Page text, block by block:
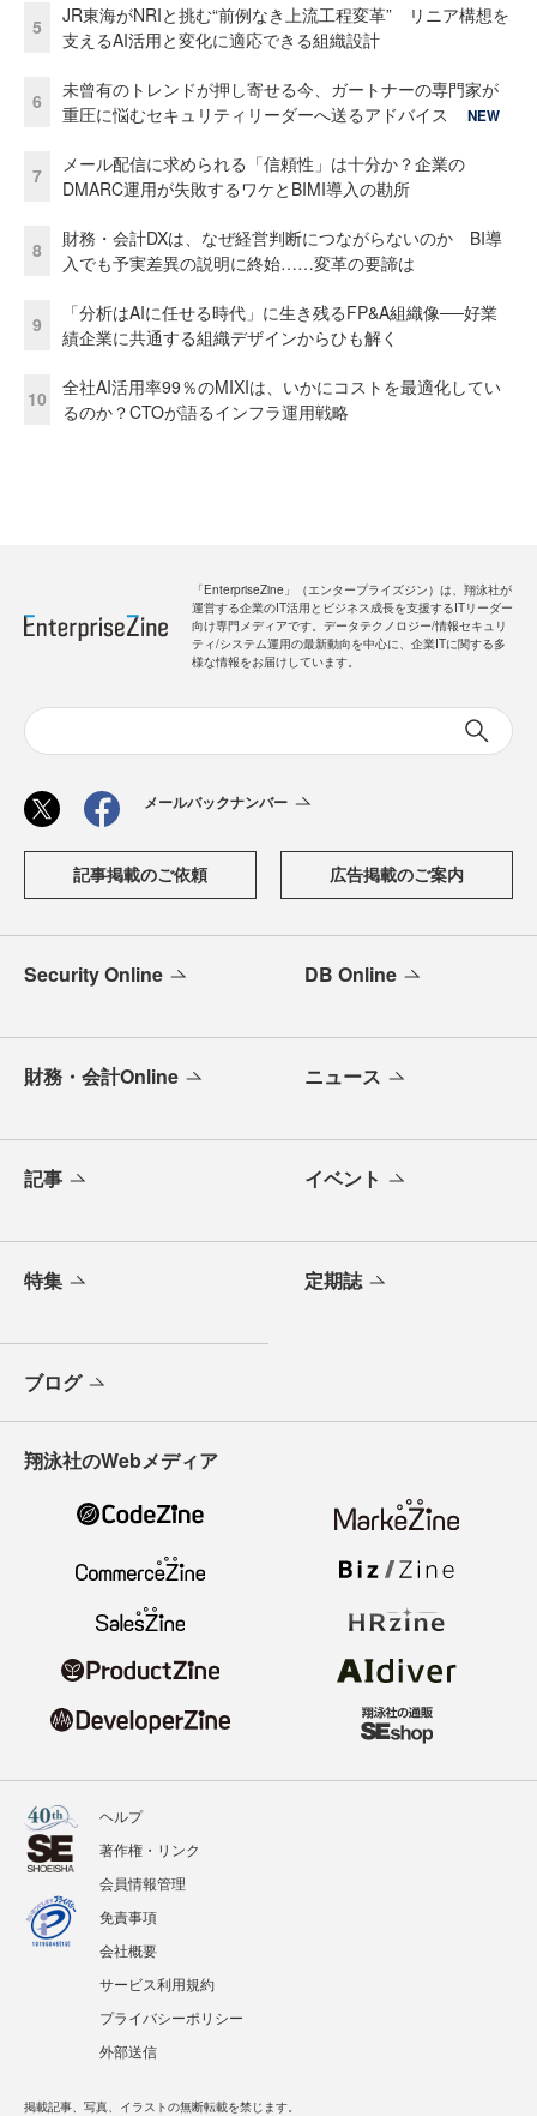
5
JR東海がNRIと挑む“前例なき上流工程変革” リニア構想を
支えるAI活用と変化に適応できる組織設計
6
未曾有のトレンドが押し寄せる今、ガートナーの専門家が
重圧に悩むセキュリティリーダーへ送るアドバイス
NEW
7
メール配信に求められる「信頼性」は十分か？企業の
DMARC運用が失敗するワケとBIMI導入の勘所
8
財務・会計DXは、なぜ経営判断につながらないのか BI導
入でも予実差異の説明に終始……変革の要諦は
9
「分析はAIに任せる時代」に生き残るFP&A組織像──好業
績企業に共通する組織デザインからひも解く
10
全社AI活用率99％のMIXIは、いかにコストを最適化してい
るのか？CTOが語るインフラ運用戦略
「EnterpriseZine」（エンタープライズジン）は、翔泳社が
運営する企業のIT活用とビジネス成長を支援するITリーダー
向け専門メディアです。データテクノロジー/情報セキュリ
ティ/システム運用の最新動向を中心に、企業ITに関する多
様な情報をお届けしています。
メールバックナンバー
記事掲載のご依頼 広告掲載のご案内
Security Online DB Online
財務・会計Online ニュース
記事 イベント
特集 定期誌
ブログ
翔泳社のWebメディア
ヘルプ
著作権・リンク
会員情報管理
免責事項
会社概要
サービス利用規約
プライバシーポリシー
外部送信
掲載記事、写真、イラストの無断転載を禁じます。